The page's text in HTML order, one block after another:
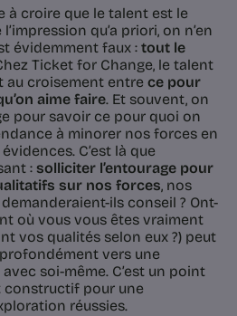
à croire que le talent est le
qu’a priori, on n’en
évidemment faux : tout le
Ticket for Change, le talent
au croisement entre ce pour
aime faire. Et souvent, on
pour savoir ce pour quoi on
à minorer nos forces en
C’est là que
: solliciter l’entourage pour
sur nos forces, nos
ils conseil ? Ont-
où vous vous êtes vraiment
vos qualités selon eux ?) peut
vers une
soi-même. C’est un point
pour une
réussies.